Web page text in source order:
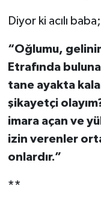
Diyor ki acılı baba;
“Oğlumu,
Etrafında
tane ayakta
şikayetçi
imara açan ve
izin verenler
onlardır.”
**